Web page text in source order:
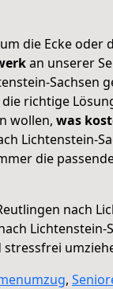
die Ecke oder
an unserer
Sachsen
richtige
wollen, was
Lichtenstein-
die
nach
Lichtenstein-
,